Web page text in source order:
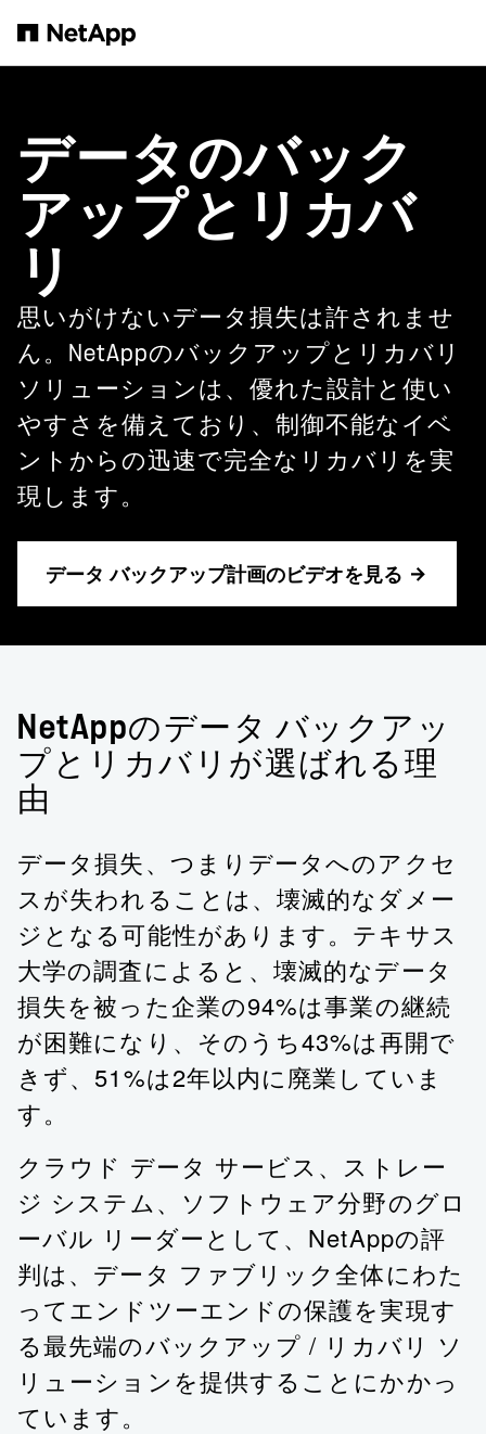
データのバック
アップとリカバ
リ
思いがけないデータ損失は許されませ
ん。NetAppのバックアップとリカバリ
ソリューションは、優れた設計と使い
やすさを備えており、制御不能なイベ
ントからの迅速で完全なリカバリを実
現します。
データ バックアップ計画のビデオを見る
NetAppのデータ バックアッ
プとリカバリが選ばれる理
由
データ損失、つまりデータへのアクセ
スが失われることは、壊滅的なダメー
ジとなる可能性があります。テキサス
大学の調査によると、壊滅的なデータ
損失を被った企業の94%は事業の継続
が困難になり、そのうち43%は再開で
きず、51%は2年以内に廃業していま
す。
クラウド データ サービス、ストレー
ジ システム、ソフトウェア分野のグロ
ーバル リーダーとして、NetAppの評
判は、データ ファブリック全体にわた
ってエンドツーエンドの保護を実現す
る最先端のバックアップ / リカバリ ソ
リューションを提供することにかかっ
ています。